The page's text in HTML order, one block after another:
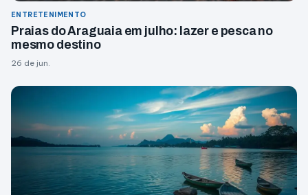
ENTRETENIMENTO
Praias do Araguaia em julho: lazer e pesca no
mesmo destino
26 de jun.